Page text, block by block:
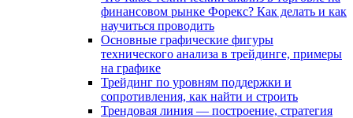
финансовом рынке Форекс? Как делать и как
научиться проводить
Основные графические фигуры
технического анализа в трейдинге, примеры
на графике
Трейдинг по уровням поддержки и
сопротивления, как найти и строить
Трендовая линия — построение, стратегия